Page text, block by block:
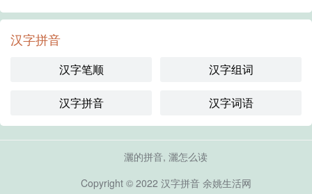
汉字拼音
汉字笔顺 汉字组词
汉字拼音 汉字词语
灑的拼音, 灑怎么读
Copyright © 2022 汉字拼音余姚生活网